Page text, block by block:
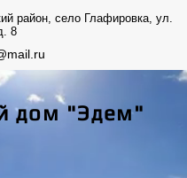
район, село Глафировка, ул.
8
дом "Эдем"